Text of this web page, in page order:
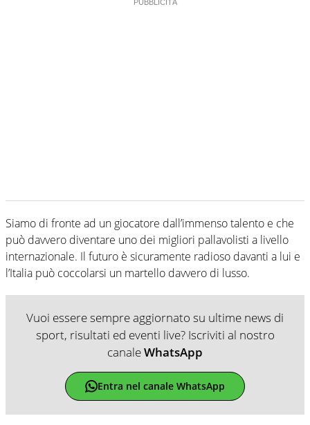
Siamo di fronte ad un giocatore dall’immenso talento e che
può davvero diventare uno dei migliori pallavolisti a livello
internazionale. Il futuro è sicuramente radioso davanti a lui e
l’Italia può coccolarsi un martello davvero di lusso.
Vuoi essere sempre aggiornato su ultime news di
sport, risultati ed eventi live? Iscriviti al nostro
canaleWhatsApp
Entra nel canale WhatsApp